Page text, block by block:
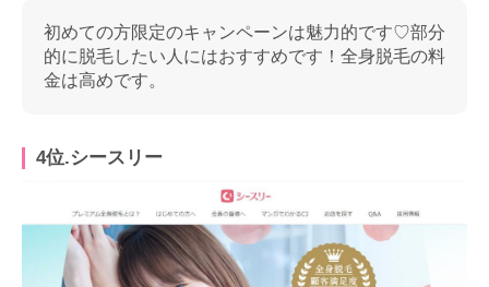
初めての方限定のキャンペーンは魅力的です♡部分
的に脱毛したい人にはおすすめです！全身脱毛の料
金は高めです。
4位.シースリー